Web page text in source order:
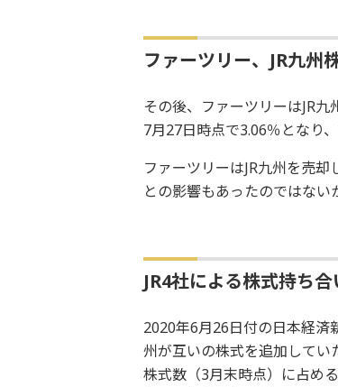
ファーツリー、JR九州
その後、ファーツリーはJR
7月27日時点で3.06％となり
ファーツリーはJR九州を売
との影響もあったのではない
JR4社による株式持ち
2020年6月26日付の日本経済
州が互いの株式を追加してい
株式数（3月末時点）に占め